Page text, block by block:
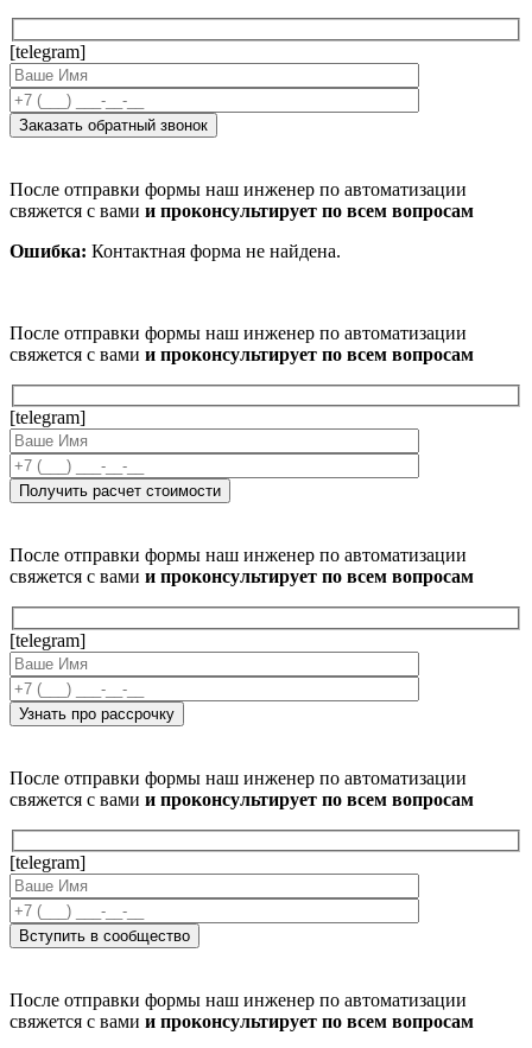
[telegram]
После отправки формы наш инженер по автоматизации
свяжется с вами и проконсультирует по всем вопросам
Ошибка: Контактная форма не найдена.
После отправки формы наш инженер по автоматизации
свяжется с вами и проконсультирует по всем вопросам
[telegram]
После отправки формы наш инженер по автоматизации
свяжется с вами и проконсультирует по всем вопросам
[telegram]
После отправки формы наш инженер по автоматизации
свяжется с вами и проконсультирует по всем вопросам
[telegram]
После отправки формы наш инженер по автоматизации
свяжется с вами и проконсультирует по всем вопросам